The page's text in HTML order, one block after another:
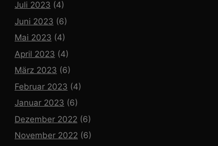
Juli 2023 (4)
Juni 2023 (6)
Mai 2023 (4)
April 2023 (4)
März 2023 (6)
Februar 2023 (4)
Januar 2023 (6)
Dezember 2022 (6)
November 2022 (6)